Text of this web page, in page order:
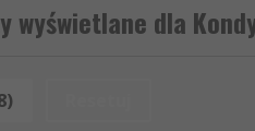
przekształcanie,
określony typ sygnału
przemysłowych, ponieważ
to, że wszystkie
wyświetlane dla